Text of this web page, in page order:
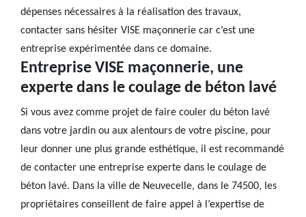
dépenses nécessaires à la réalisation des travaux,
contacter sans hésiter VISE maçonnerie car c’est une
entreprise expérimentée dans ce domaine.
Entreprise VISE maçonnerie, une
experte dans le coulage de béton lavé
Si vous avez comme projet de faire couler du béton lavé
dans votre jardin ou aux alentours de votre piscine, pour
leur donner une plus grande esthétique, il est recommandé
de contacter une entreprise experte dans le coulage de
béton lavé. Dans la ville de Neuvecelle, dans le 74500, les
propriétaires conseillent de faire appel à l’expertise de